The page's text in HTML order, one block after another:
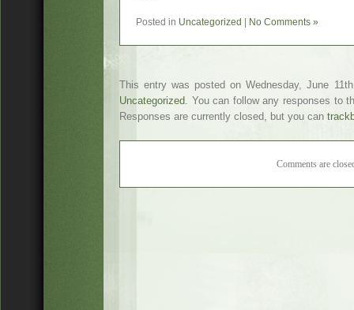
Posted in Uncategorized No Comments »
This entry was posted on Wednesday, June
Uncategorized. You can follow any responses to
Responses are currently closed, but you can
Comments are